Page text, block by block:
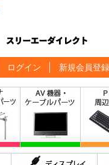
ログイン 新規会員登録